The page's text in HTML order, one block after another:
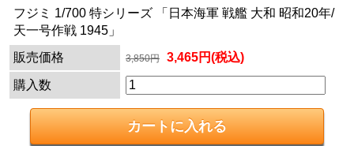
フジミ 1/700 特シリーズ 「日本海軍 戦艦 大和 昭和20年/
天一号作戦 1945」
販売価格
3,850円 3,465円(税込)
購入数